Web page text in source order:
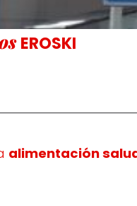
EROSKI
alimentación
de
de 25
supermercados
con